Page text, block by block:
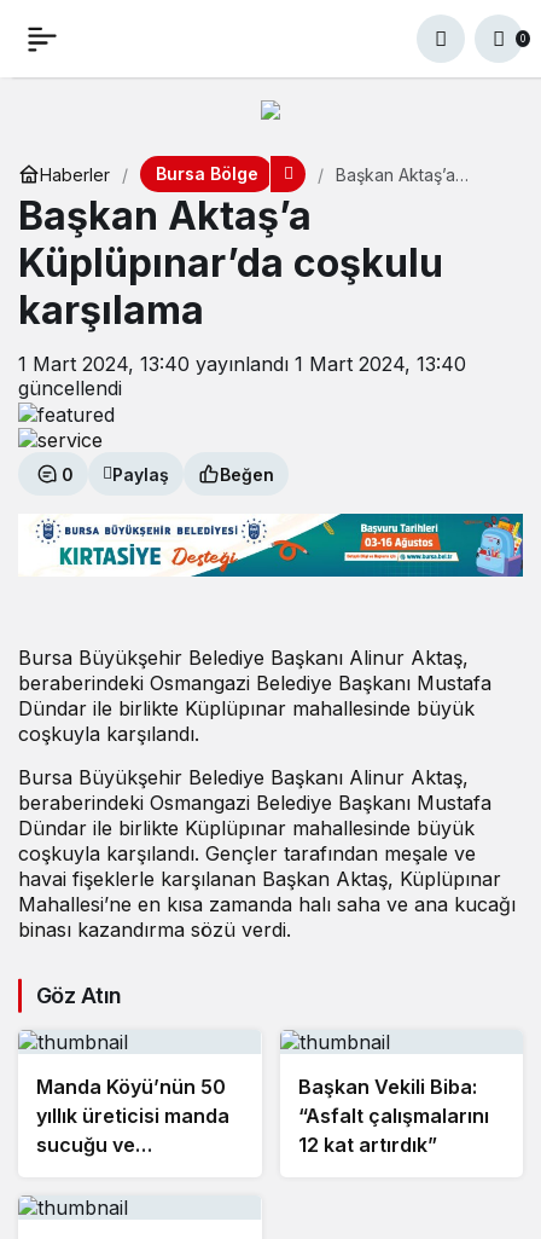
0
Haberler Bursa Bölge
Başkan Aktaş’a
Başkan Aktaş’a
Küplüpınar’da coşkulu
karşılama
1 Mart 2024, 13:40 yayınlandı 1 Mart 2024, 13:40
güncellendi
0 Paylaş Beğen
Bursa Büyükşehir Belediye Başkanı Alinur Aktaş,
beraberindeki Osmangazi Belediye Başkanı Mustafa
Dündar ile birlikte Küplüpınar mahallesinde büyük
coşkuyla karşılandı.
Bursa Büyükşehir Belediye Başkanı Alinur Aktaş,
beraberindeki Osmangazi Belediye Başkanı Mustafa
Dündar ile birlikte Küplüpınar mahallesinde büyük
coşkuyla karşılandı. Gençler tarafından meşale ve
havai fişeklerle karşılanan Başkan Aktaş, Küplüpınar
Mahallesi’ne en kısa zamanda halı saha ve ana kucağı
binası kazandırma sözü verdi.
Göz Atın
Manda Köyü’nün 50
yıllık üreticisi manda
sucuğu ve
oluşturdu
Başkan Vekili Biba:
“Asfalt çalışmalarını
12 kat artırdık”